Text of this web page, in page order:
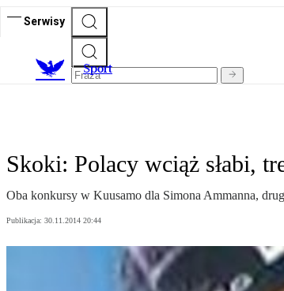
Serwisy
Sport
Skoki: Polacy wciąż słabi,
Oba konkursy w Kuusamo dla Simona Ammanna,
Publikacja: 30.11.2014 20:44